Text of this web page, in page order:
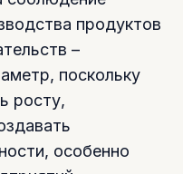
продуктов
–
поскольку
росту,
особенно